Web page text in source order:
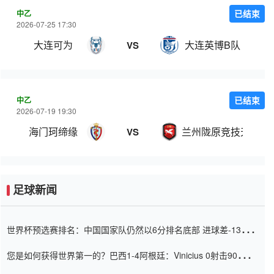
中乙
2026-07-25 17:30
大连可为 VS 大连英博B队
已结束
中乙
2026-07-19 19:30
海门珂缔缘 VS 兰州陇原竞技天佑德
已结束
足球新闻
世界杯预选赛排名：中国国家队仍然以6分排名底部 进球差-13令人
您是如何获得世界第一的？巴西1-4阿根廷：Vinicius 0射击90分钟